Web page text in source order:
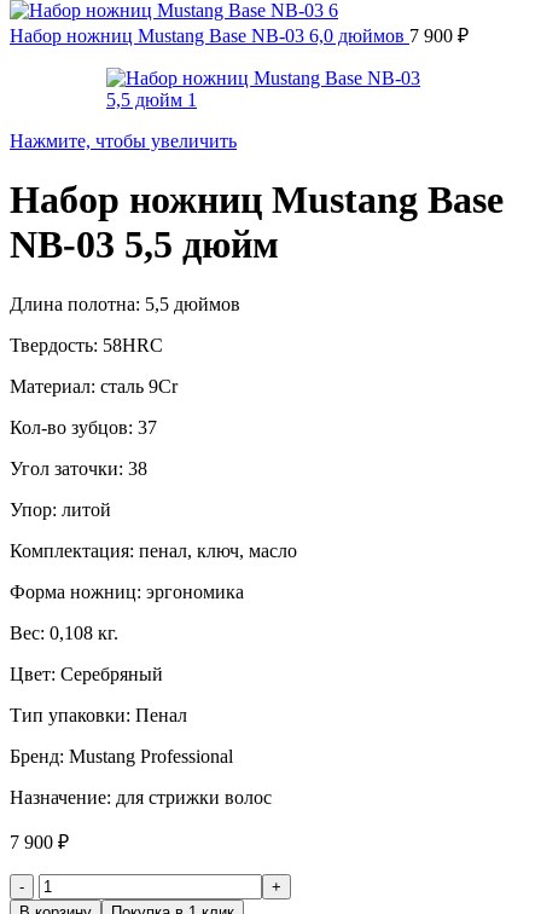
Набор ножниц Mustang Base NB-03 6,0 дюймов 7 900 ₽
Нажмите, чтобы увеличить
Набор ножниц Mustang Base
NB-03 5,5 дюйм
Длина полотна: 5,5 дюймов
Твердость: 58HRC
Материал: сталь 9Cr
Кол-во зубцов: 37
Угол заточки: 38
Упор: литой
Комплектация: пенал, ключ, масло
Форма ножниц: эргономика
Вес: 0,108 кг.
Цвет: Серебряный
Тип упаковки: Пенал
Бренд: Mustang Professional
Назначение: для стрижки волос
7 900 ₽
Количество
товара